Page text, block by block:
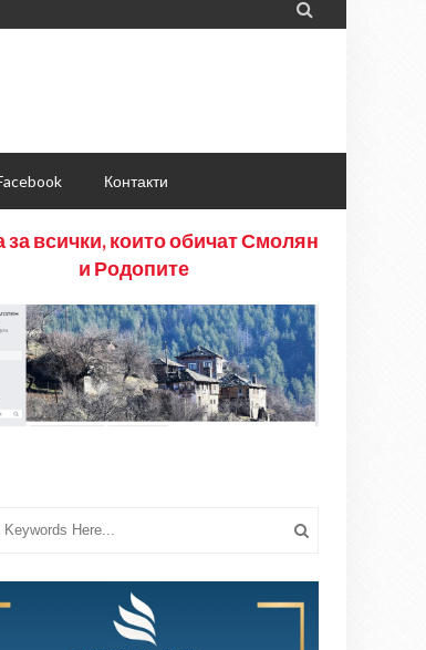

Контакти
за всички, които обичат Смолян
и Родопите